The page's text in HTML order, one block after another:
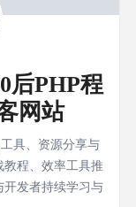
后PHP程
网站
具、资源分享与
程、效率工具推
开发者持续学习与